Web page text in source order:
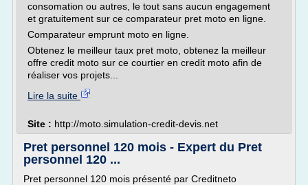
consomation ou autres, le tout sans aucun engagement
et gratuitement sur ce comparateur pret moto en ligne.
Comparateur emprunt moto en ligne.
Obtenez le meilleur taux pret moto, obtenez la meilleur
offre credit moto sur ce courtier en credit moto afin de
réaliser vos projets...
Lire la suite
Site : http://moto.simulation-credit-devis.net
Pret personnel 120 mois - Expert du Pret
personnel 120 ...
Pret personnel 120 mois présenté par Creditneto